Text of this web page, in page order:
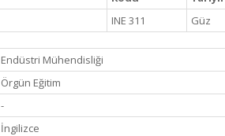
INE 311 Güz
Endüstri Mühendisliği
Örgün Eğitim
-
İngilizce